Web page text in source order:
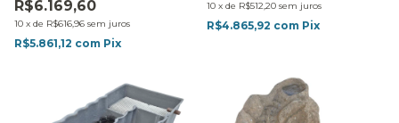
R$6.169,60
10 x de R$616,96 sem juros
R$5.861,12 com Pix
10 x de R$512,20 sem juros
R$4.865,92 com Pix